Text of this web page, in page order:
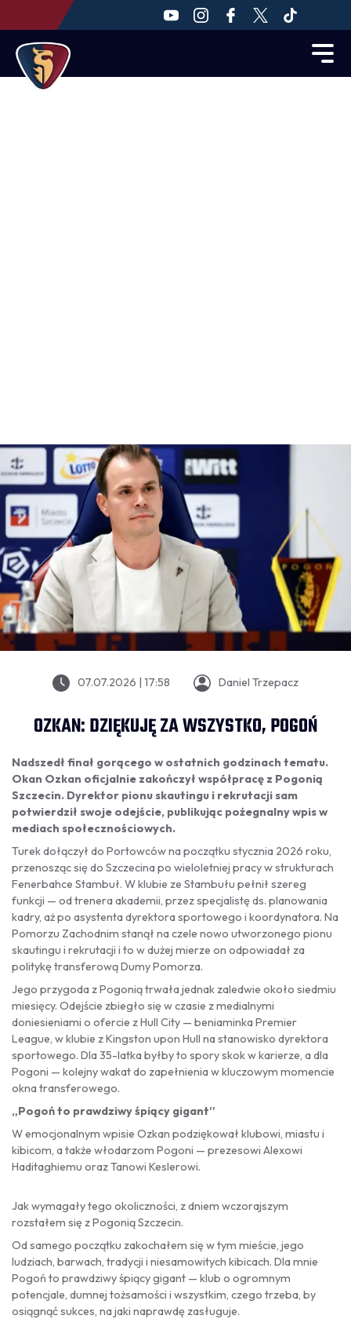
07.07.2026 | 17:58 Daniel Trzepacz
OZKAN: DZIĘKUJĘ ZA WSZYSTKO, POGOŃ
Nadszedł finał gorącego w ostatnich godzinach tematu.
Okan Ozkan oficjalnie zakończył współpracę z Pogonią
Szczecin. Dyrektor pionu skautingu i rekrutacji sam
potwierdził swoje odejście, publikując pożegnalny wpis w
mediach społecznościowych.
Turek dołączył do Portowców na początku stycznia 2026 roku,
przenosząc się do Szczecina po wieloletniej pracy w strukturach
Fenerbahce Stambuł. W klubie ze Stambułu pełnił szereg
funkcji — od trenera akademii, przez specjalistę ds. planowania
kadry, aż po asystenta dyrektora sportowego i koordynatora. Na
Pomorzu Zachodnim stanął na czele nowo utworzonego pionu
skautingu i rekrutacji i to w dużej mierze on odpowiadał za
politykę transferową Dumy Pomorza.
Jego przygoda z Pogonią trwała jednak zaledwie około siedmiu
miesięcy. Odejście zbiegło się w czasie z medialnymi
doniesieniami o ofercie z Hull City — beniaminka Premier
League, w klubie z Kingston upon Hull na stanowisko dyrektora
sportowego. Dla 35-latka byłby to spory skok w karierze, a dla
Pogoni — kolejny wakat do zapełnienia w kluczowym momencie
okna transferowego.
„Pogoń to prawdziwy śpiący gigant”
W emocjonalnym wpisie Ozkan podziękował klubowi, miastu i
kibicom, a także włodarzom Pogoni — prezesowi Alexowi
Haditaghiemu oraz Tanowi Keslerowi.
Jak wymagały tego okoliczności, z dniem wczorajszym
rozstałem się z Pogonią Szczecin.
Od samego początku zakochałem się w tym mieście, jego
ludziach, barwach, tradycji i niesamowitych kibicach. Dla mnie
Pogoń to prawdziwy śpiący gigant — klub o ogromnym
potencjale, dumnej tożsamości i wszystkim, czego trzeba, by
osiągnąć sukces, na jaki naprawdę zasługuje.